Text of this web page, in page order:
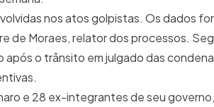
nos atos golpistas. Os dados
de Moraes, relator dos processos.
após o trânsito em julgado das
e 28 ex-integrantes de seu